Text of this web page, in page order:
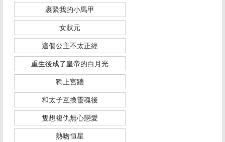
裹緊我的小馬甲
女狀元
這個公主不太正經
重生後成了皇帝的白月光
獨上宮牆
和太子互換靈魂後
隻想複仇無心戀愛
熱吻恒星